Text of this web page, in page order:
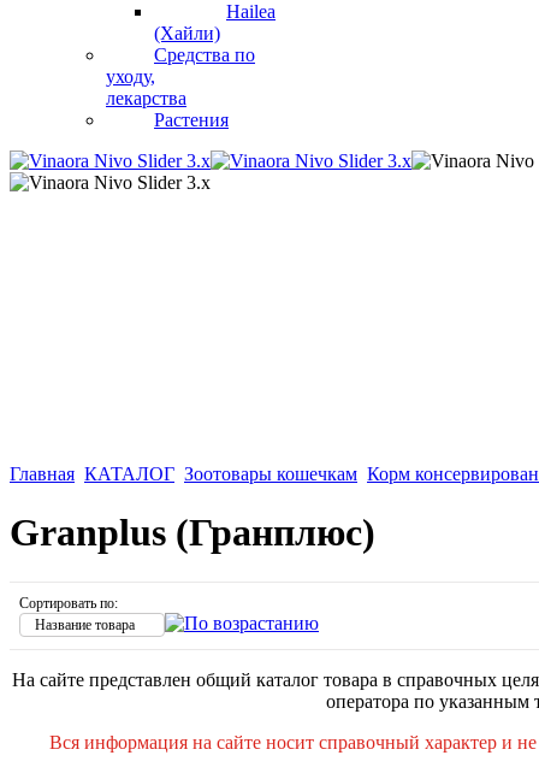
Hailea
(Хайли)
Средства по
уходу,
лекарства
Растения
Главная КАТАЛОГ Зоотовары кошечкам Корм
Granplus (Гранплюс)
Сортировать по:
Название товара
На сайте представлен общий каталог товара в справочных
оператора по указанным
Вся информация на сайте носит справочный характер и